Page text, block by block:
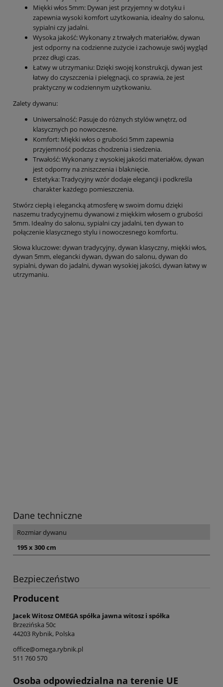
Miękki włos 5mm: Dywan jest przyjemny w dotyku i
zapewnia wysoki komfort użytkowania, idealny do salonu,
sypialni czy jadalni.
Wysoka jakość: Wykonany z trwałych materiałów, dywan
jest odporny na codzienne zużycie i zachowuje swój wygląd
przez długi czas.
Łatwy w utrzymaniu: Dzięki swojej konstrukcji, dywan jest
łatwy do czyszczenia i pielęgnacji, co sprawia, że jest
praktyczny w codziennym użytkowaniu.
Zalety dywanu:
Uniwersalność: Pasuje do różnych stylów wnętrz, od
klasycznych po nowoczesne.
Komfort: Miękki włos o grubości 5mm zapewnia
przyjemność podczas chodzenia i siedzenia.
Trwałość: Wykonany z wysokiej jakości materiałów, dywan
jest odporny na zniszczenia i blaknięcie.
Estetyka: Tradycyjny wzór dodaje elegancji i podkreśla
charakter każdego pomieszczenia.
Stwórz ciepłą i elegancką atmosferę w swoim domu dzięki
naszemu tradycyjnemu dywanowi z miękkim włosem o grubości
5mm. Idealny do salonu, sypialni czy jadalni, ten dywan to
połączenie klasycznego stylu i nowoczesnego komfortu.
Słowa kluczowe: dywan tradycyjny, dywan klasyczny, miękki włos,
dywan 5mm, elegancki dywan, dywan do salonu, dywan do
sypialni, dywan do jadalni, dywan wysokiej jakości, dywan łatwy w
utrzymaniu.
Dane techniczne
Rozmiar dywanu
195 x 300 cm
Bezpieczeństwo
Producent
Jacek Witosz OMEGA spółka jawna witosz i spółka
Brzezińska 50c
44203 Rybnik, Polska
office@omega.rybnik.pl
511 760 570
Osoba odpowiedzialna na terenie UE